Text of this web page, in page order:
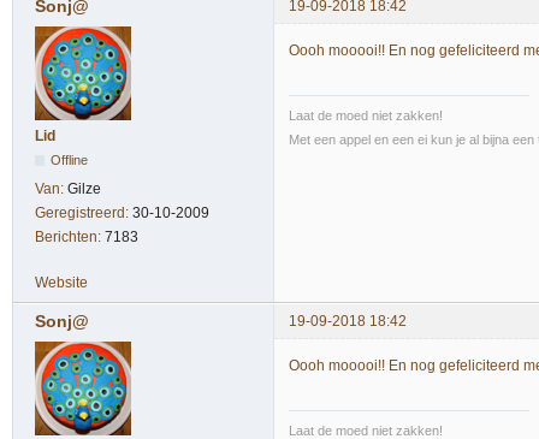
Sonj@ 19-09-2018 18:42
Lid
Offline
Van: Gilze
Geregistreerd: 30-10-2009
Berichten: 7183
Oooh mooooi!! En nog gefeliciteerd
Laat de moed niet zakken!
Met een appel en een ei kun je al bijna
Website
Sonj@ 19-09-2018 18:42
Oooh mooooi!! En nog gefeliciteerd
Laat de moed niet zakken!